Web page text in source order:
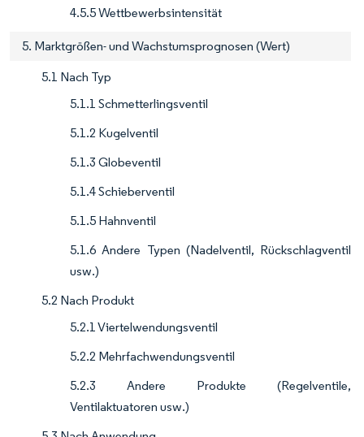
4.5.5 Wettbewerbsintensität
5. Marktgrößen- und Wachstumsprognosen (Wert)
5.1 Nach Typ
5.1.1 Schmetterlingsventil
5.1.2 Kugelventil
5.1.3 Globeventil
5.1.4 Schieberventil
5.1.5 Hahnventil
5.1.6 Andere Typen (Nadelventil, Rückschlagventil
usw.)
5.2 Nach Produkt
5.2.1 Viertelwendungsventil
5.2.2 Mehrfachwendungsventil
5.2.3 Andere Produkte (Regelventile,
Ventilaktuatoren usw.)